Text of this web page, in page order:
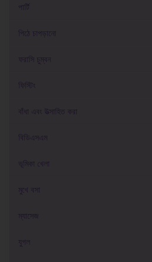
পার্টি
পিঠে চাপড়ানো
ফরাসি চুম্বন
ফিস্টিং
বাঁধা এবং উত্সাহিত করা
বিডিএসএম
ভূমিকা খেলা
মুখে বসা
ম্যাসেজ
যুগল